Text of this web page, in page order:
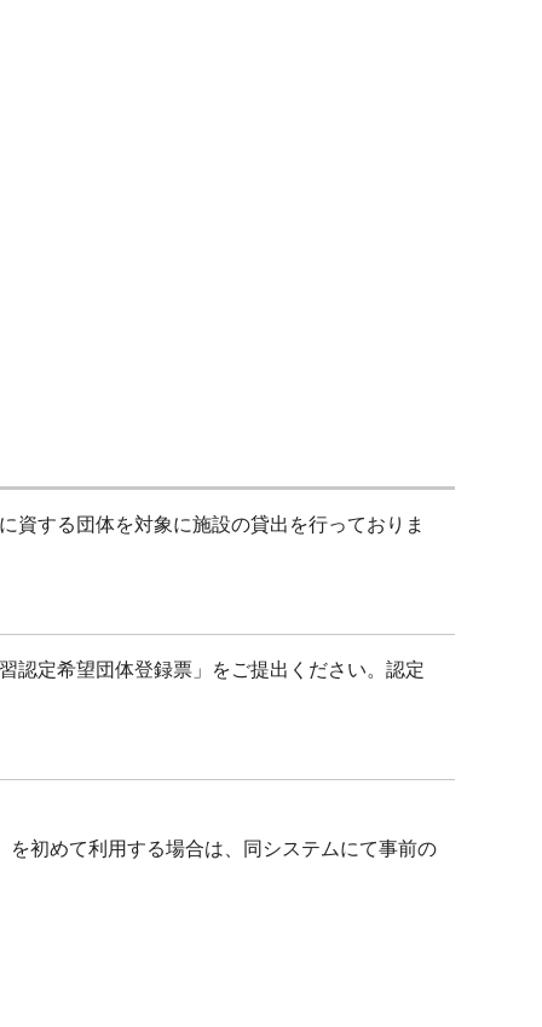
資する団体を対象に施設の貸出を行っておりま
認定希望団体登録票」をご提出ください。認定
初めて利用する場合は、同システムにて事前の